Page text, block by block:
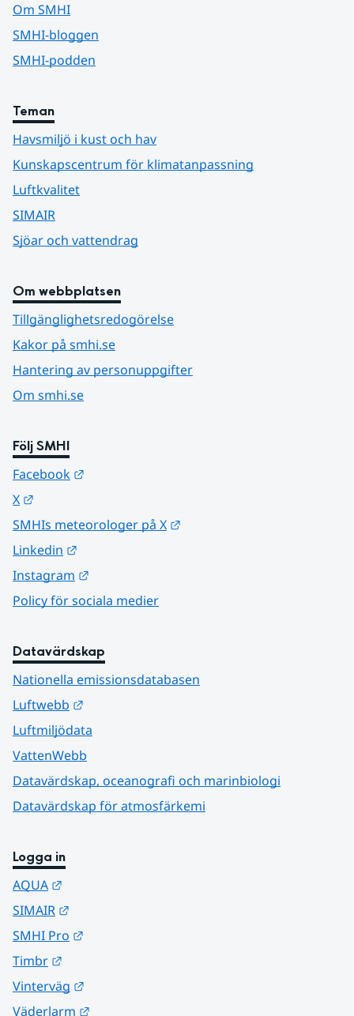
Om SMHI
SMHI-bloggen
SMHI-podden
Teman
Havsmiljö i kust och hav
Kunskapscentrum för klimatanpassning
Luftkvalitet
SIMAIR
Sjöar och vattendrag
Om webbplatsen
Tillgänglighetsredogörelse
Kakor på smhi.se
Hantering av personuppgifter
Om smhi.se
Följ SMHI
Facebook
X
SMHIs meteorologer på X
Linkedin
Instagram
Policy för sociala medier
Datavärdskap
Nationella emissionsdatabasen
Luftwebb
Luftmiljödata
VattenWebb
Datavärdskap, oceanografi och marinbiologi
Datavärdskap för atmosfärkemi
Logga in
AQUA
SIMAIR
SMHI Pro
Timbr
Vinterväg
Väderlarm